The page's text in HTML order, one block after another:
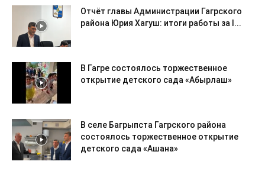
Отчёт главы Администрации Гагрского
района Юрия Хагуш: итоги работы за I...
В Гагре состоялось торжественное
открытие детского сада «Абырлаш»
В селе Багрыпста Гагрского района
состоялось торжественное открытие
детского сада «Ашана»